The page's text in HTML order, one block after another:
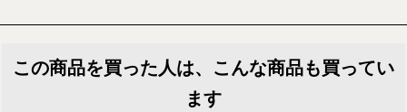
この商品を買った人は、こんな商品も買ってい
ます